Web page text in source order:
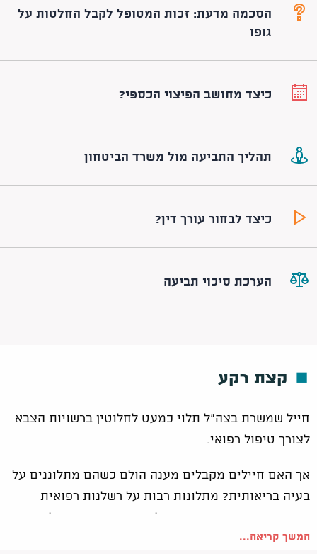
הסכמה מדעת: זכות המטופל לקבל החלטות על
גופו
כיצד מחושב הפיצוי הכספי?
תהליך התביעה מול משרד הביטחון
כיצד לבחור עורך דין?
הערכת סיכוי תביעה
קצת רקע
חייל שמשרת בצה"ל תלוי כמעט לחלוטין ברשויות הצבא
לצורך טיפול רפואי.
אך האם חיילים מקבלים מענה הולם כשהם מתלוננים על
בעיה בריאותית? מתלונות רבות על רשלנות רפואית
בצבא, שנמצאו מוצדקות, עולה כי המצב רחוק מלהיות
מזהיר.
המשך קריאה...